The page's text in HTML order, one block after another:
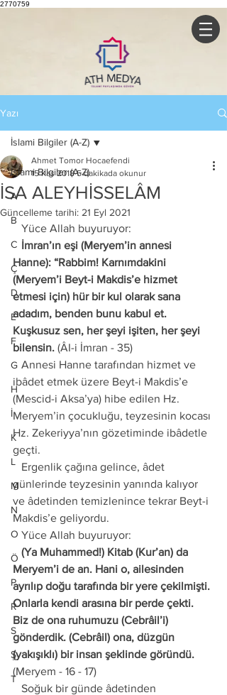
2770759
Yazı
İslami Bilgiler (A-Z)
A
B
C
Ç
D
E
F
G
H
İ
K
L
M
N
O
Ö
P
R
S
Ş
T
İslami Bilgiler (A-Z)
İSA ALEYHİSSELÂM
Ahmet Tomor Hocaefendi
15 Kas 2018 5 dakikada okunur
Güncelleme tarihi: 21 Eyl 2021
   Yüce Allah buyuruyor:
   İmran’ın eşi (Meryem’in annesi
Hanne): “Rabbim! Karnımdakini
(Meryem’i Beyt-i Makdis’e hizmet
etmesi için) hür bir kul olarak sana
adadım, benden bunu kabul et.
Kuşkusuz sen, her şeyi işiten, her şeyi
bilensin. (ÂI-i İmran - 35)
   Annesi Hanne tarafından hizmet ve
ibâdet etmek üzere Beyt-i Makdis’e
(Mescid-i Aksa’ya) hibe edilen Hz.
Meryem’in çocukluğu, teyzesinin kocası
Hz. Zekeriyya’nın gözetiminde ibâdetle
geçti.
   Ergenlik çağına gelince, âdet
günlerinde teyzesinin yanında kalıyor
ve âdetinden temizlenince tekrar Beyt-i
Makdis’e geliyordu.
   Yüce Allah buyuruyor:
   (Ya Muhammed!) Kitab (Kur’an) da
Meryem’i de an. Hani o, ailesinden
ayrılıp doğu tarafında bir yere çekilmişti.
Onlarla kendi arasına bir perde çekti.
Biz de ona ruhumuzu (Cebrâil’i)
gönderdik. (Cebrâil) ona, düzgün
(yakışıklı) bir insan şeklinde göründü.
(Meryem - 16 - 17)